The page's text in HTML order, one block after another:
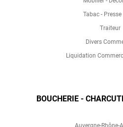
Tabac - Presse
Traiteur
Divers
Liquidation
BOUCHERIE -